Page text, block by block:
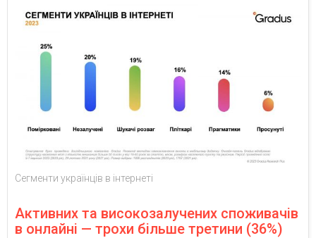
Сегменти українців в інтернеті
Активних та високозалучених споживачів
в онлайні — трохи більше третини (36%)